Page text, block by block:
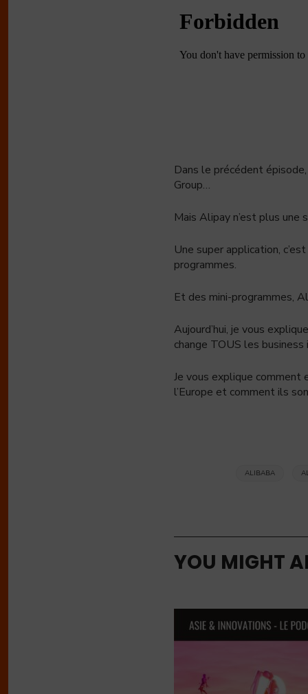
Dans le précédent
Group…
Mais Alipay n’est plus une
Une super application,
programmes.
Et des mini-programmes,
Aujourd’hui, je vous
change TOUS les
Je vous explique comment
l’Europe et comment ils
ALIBABA
YOU MIGHT